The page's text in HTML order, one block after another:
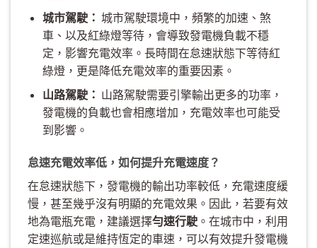
城市駕駛： 城市駕駛環境中，頻繁的加速、煞
車、以及紅綠燈等待，會導致發電機負載不穩
定，影響充電效率。長時間在怠速狀態下等待紅
綠燈，更是降低充電效率的重要因素。
山路駕駛： 山路駕駛需要引擎輸出更多的功率，
發電機的負載也會相應增加，充電效率也可能受
到影響。
怠速充電效率低，如何提升充電速度？
在怠速狀態下，發電機的輸出功率較低，充電速度緩
慢，甚至幾乎沒有明顯的充電效果。因此，若要有效
地為電瓶充電，建議選擇勻速行駛 。在城市中，利用
定速巡航或是維持恆定的車速，可以有效提升發電機